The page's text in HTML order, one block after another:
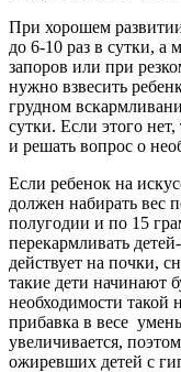
При хорошем
до 6-10 раз в сутки, а
запоров или при
нужно взвесить
грудном
сутки. Если этого
и решать вопрос о
Если ребенок на
должен набирать вес
полугодии и по 15
перекармливать
действует на почки,
такие дети начинают
необходимости такой
прибавка в весе
увеличивается,
ожиревших детей с